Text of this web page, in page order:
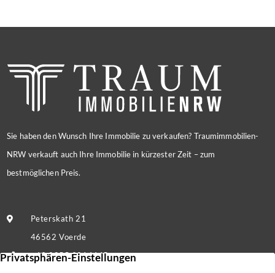
Sie haben den Wunsch Ihre Immobilie zu verkaufen? Traumimmobilien-
NRW verkauft auch Ihre Immobilie in kürzester Zeit – zum
bestmöglichen Preis.
Peterskath 21
46562 Voerde
+49 2855 9214445